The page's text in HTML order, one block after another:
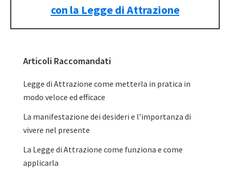
con la Legge di Attrazione
Barra
laterale
primaria
Articoli Raccomandati
Legge di Attrazione come metterla in pratica in
modo veloce ed efficace
La manifestazione dei desideri e l’importanza di
vivere nel presente
La Legge di Attrazione come funziona e come
applicarla